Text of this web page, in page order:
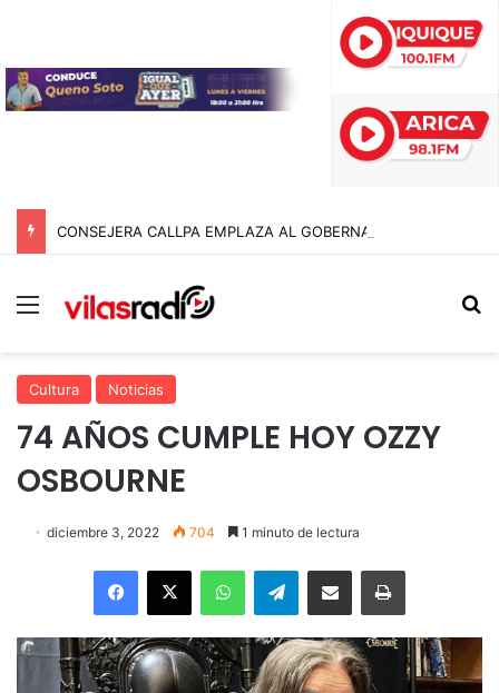
Menú
Cultura Noticias
74 AÑOS CUMPLE HOY OZZY
OSBOURNE
diciembre 3, 2022 704 1 minuto de lectura
Facebook
X WhatsAppTelegramEnviar vía email Imprimir